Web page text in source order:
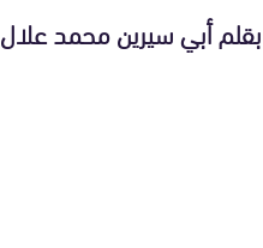
بقلم أبي سيرين محمد علال